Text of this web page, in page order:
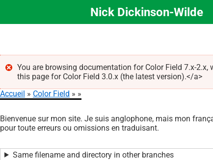
Aller
principal
Nick Dickinson-Wilde
Message
d'erreur
You are browsing documentation for Color Field 7.x-
this page for Color Field 3.0.x (the latest version).</a>
d'Ariane
Accueil Color Field
Bienvenue sur mon site. Je suis anglophone, mais mon
pour toute erreurs ou omissions en traduisant.
Same filename and directory in other branches